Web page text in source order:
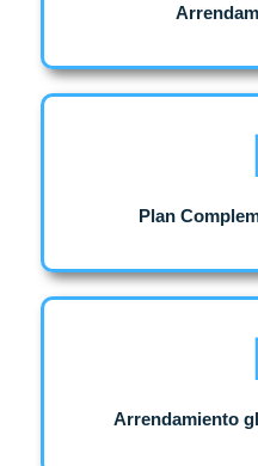
Plan
Arrendamiento